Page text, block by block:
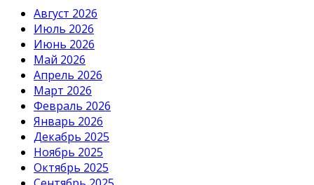
Август 2026
Июль 2026
Июнь 2026
Май 2026
Апрель 2026
Март 2026
Февраль 2026
Январь 2026
Декабрь 2025
Ноябрь 2025
Октябрь 2025